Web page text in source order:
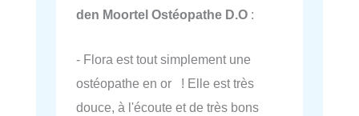
den Moortel Ostéopathe D.O :
- Flora est tout simplement une
ostéopathe en or ! Elle est très
douce, à l'écoute et de très bons